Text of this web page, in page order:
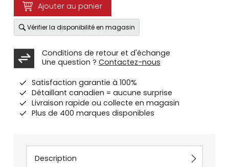
Ajouter au panier
Vérifier la disponibilité en magasin
Conditions de retour et d'échange
Une question ? Contactez-nous
Satisfaction garantie à 100%
Détaillant canadien = aucune surprise
Livraison rapide ou collecte en magasin
Plus de 400 marques disponibles
Description